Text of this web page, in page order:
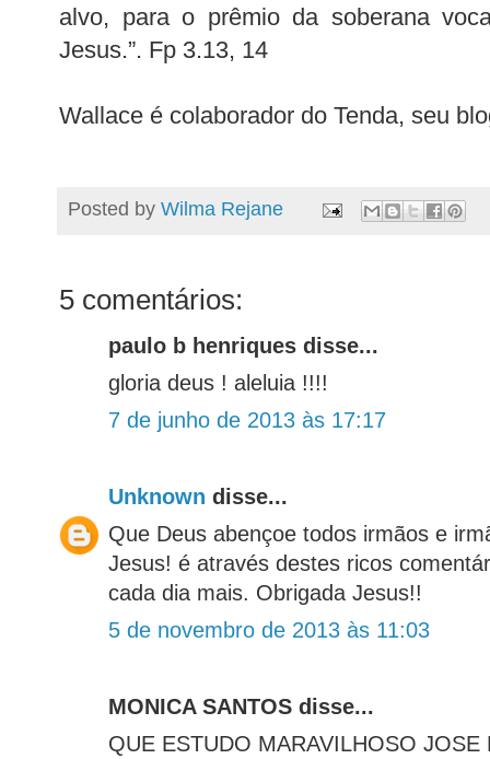
alvo, para o prêmio da soberana
Jesus.”. Fp 3.13, 14
Wallace é colaborador do Tenda, seu
Posted by Wilma Rejane
5 comentários:
paulo b henriques disse...
gloria deus ! aleluia !!!!
7 de junho de 2013 às 17:17
Unknown disse...
Que Deus abençoe todos irmãos e
Jesus! é através destes ricos
cada dia mais. Obrigada Jesus!!
5 de novembro de 2013 às 11:03
MONICA SANTOS disse...
QUE ESTUDO MARAVILHOSO JOSE